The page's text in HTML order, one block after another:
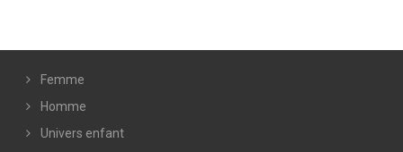
Femme
Homme
Univers enfant